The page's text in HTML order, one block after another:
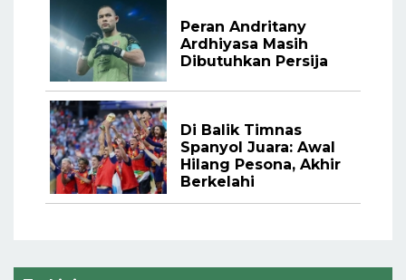
Peran Andritany
Ardhiyasa Masih
Dibutuhkan Persija
Di Balik Timnas
Spanyol Juara: Awal
Hilang Pesona, Akhir
Berkelahi